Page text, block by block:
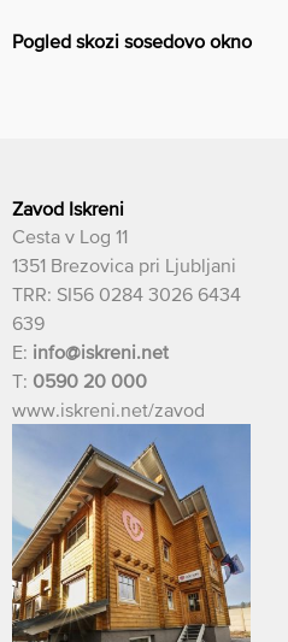
Pogled skozi sosedovo okno
Zavod Iskreni
Cesta v Log 11
1351 Brezovica pri Ljubljani
TRR: SI56 0284 3026 6434
639
E: info@iskreni.net
T: 0590 20 000
www.iskreni.net/zavod